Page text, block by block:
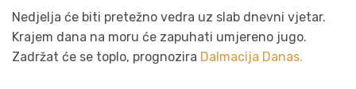
Nedjelja će biti pretežno vedra uz slab dnevni vjetar.
Krajem dana na moru će zapuhati umjereno jugo.
Zadržat će se toplo, prognozira Dalmacija Danas.